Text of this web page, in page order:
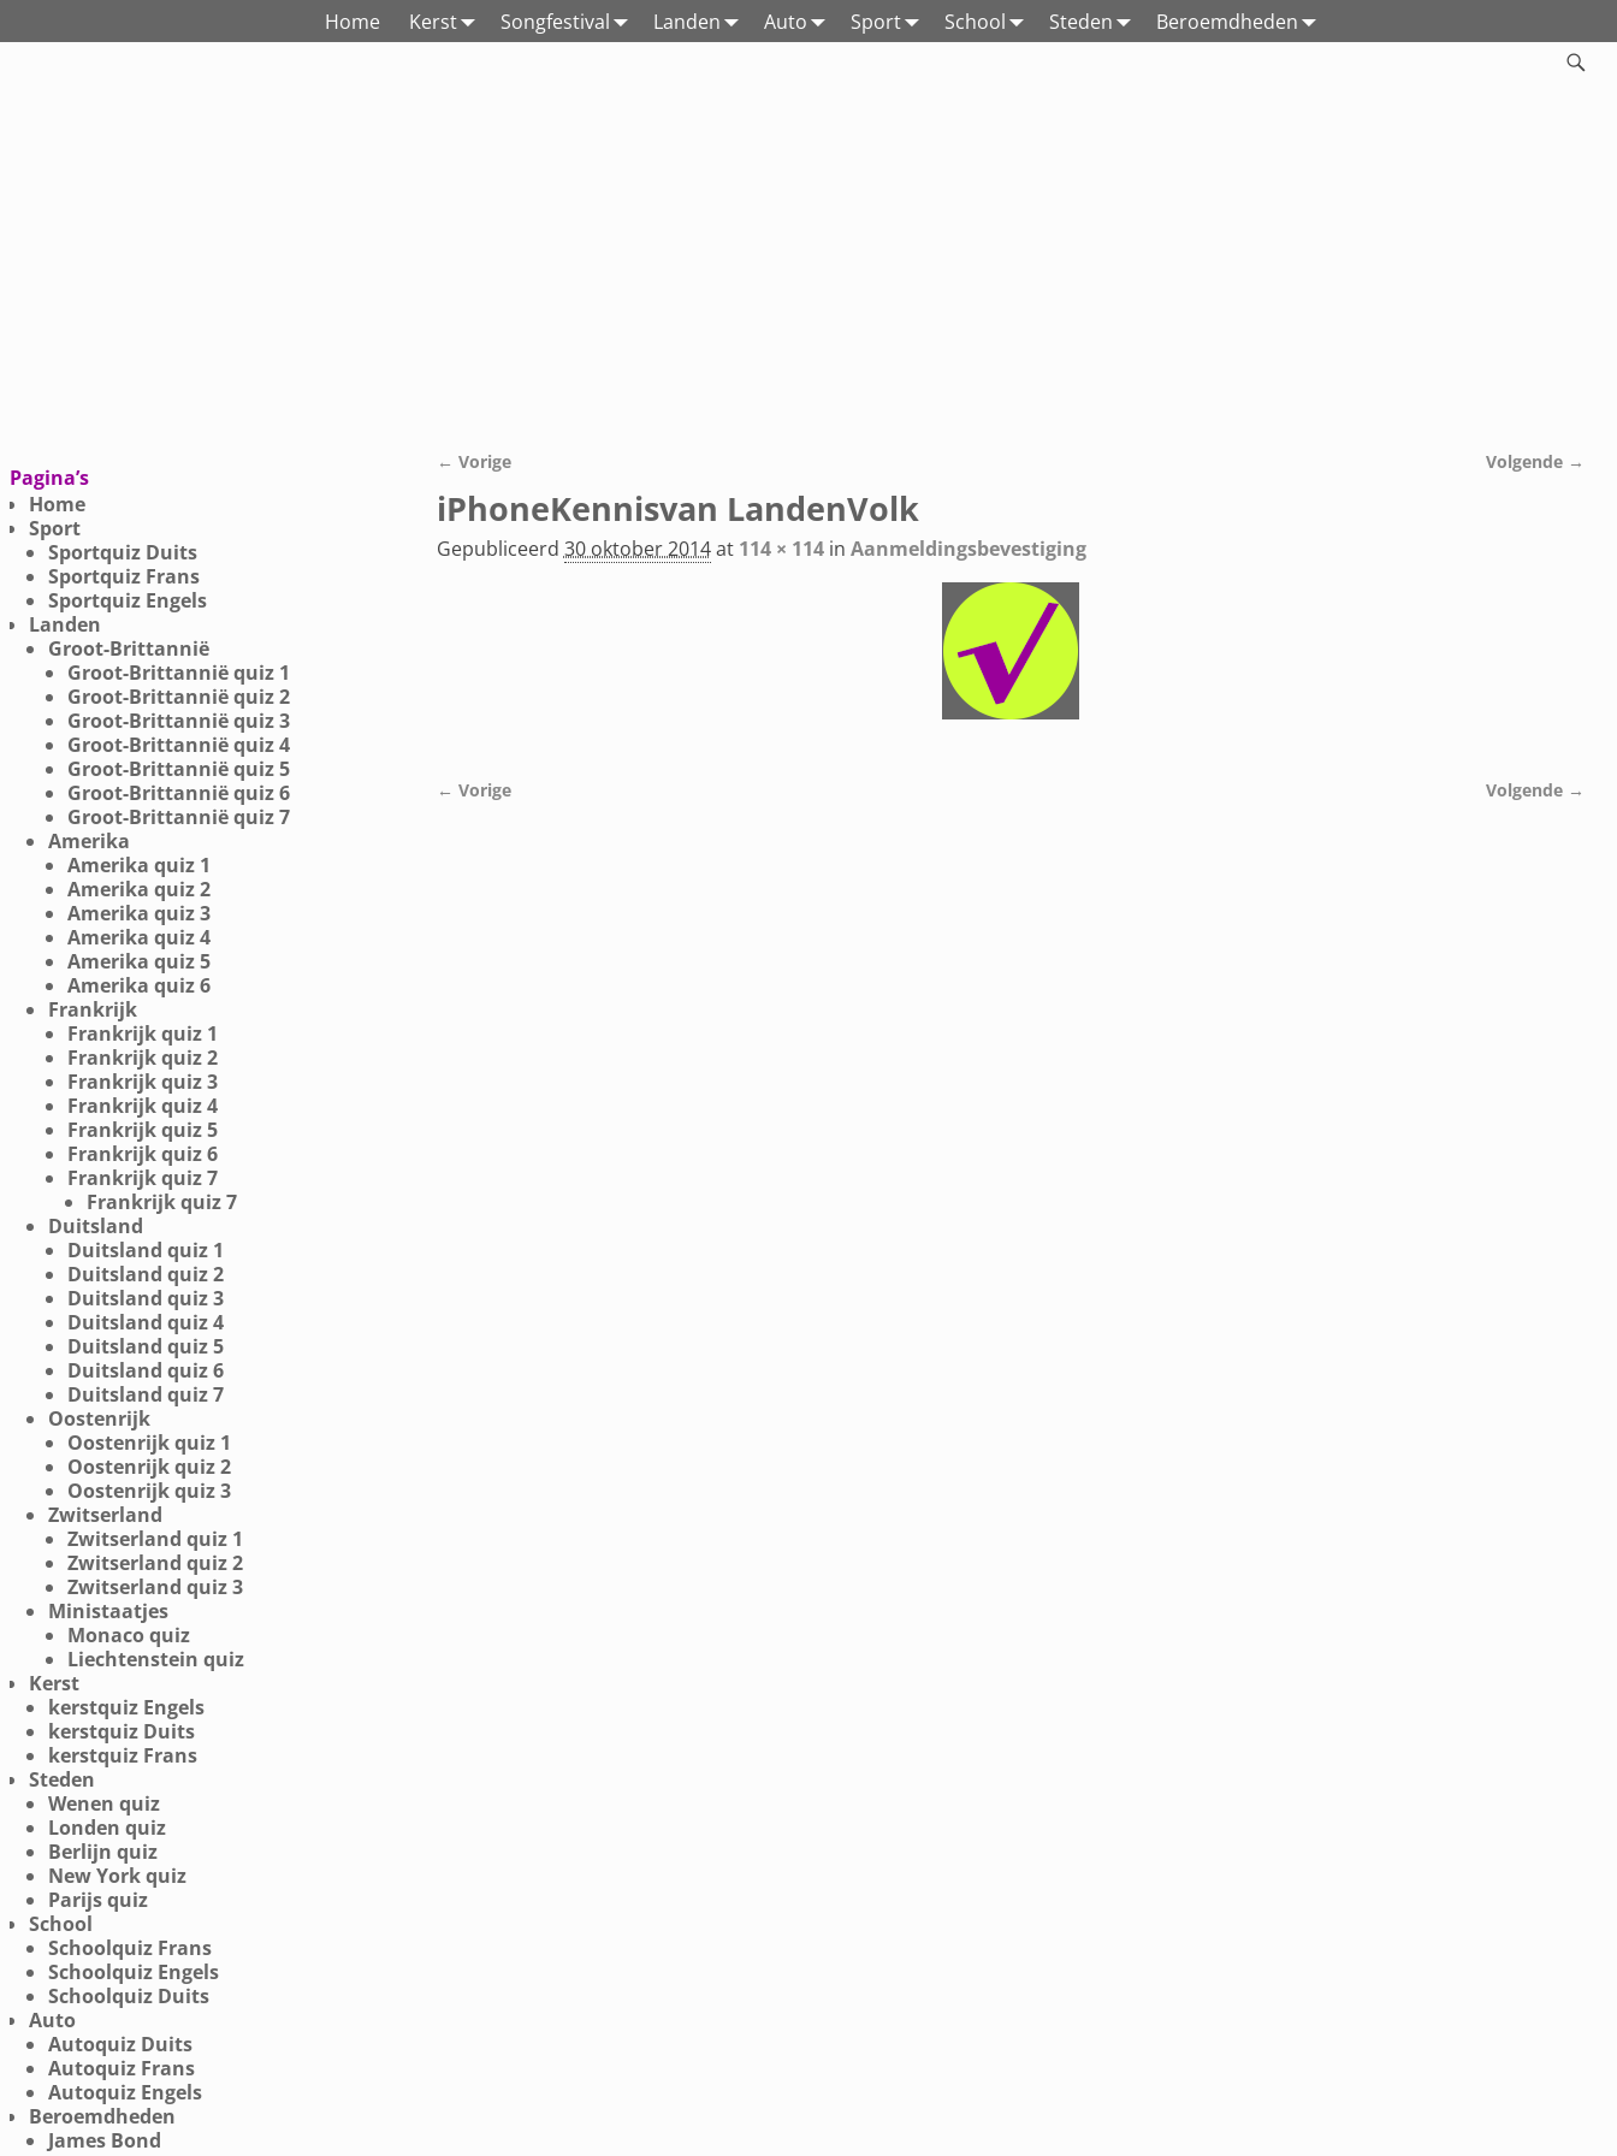
Home Kerst Songfestival Landen Auto Sport School Steden Beroemdheden
Afbeeldingsnavigatie
← Vorige Volgende →
iPhoneKennisvan LandenVolk
Gepubliceerd 30 oktober 2014at 114 × 114in Aanmeldingsbevestiging
Afbeeldingsnavigatie
← Vorige Volgende →
Pagina’s
Home
Sport
Sportquiz Duits
Sportquiz Frans
Sportquiz Engels
Landen
Groot-Brittannië
Groot-Brittannië quiz 1
Groot-Brittannië quiz 2
Groot-Brittannië quiz 3
Groot-Brittannië quiz 4
Groot-Brittannië quiz 5
Groot-Brittannië quiz 6
Groot-Brittannië quiz 7
Amerika
Amerika quiz 1
Amerika quiz 2
Amerika quiz 3
Amerika quiz 4
Amerika quiz 5
Amerika quiz 6
Frankrijk
Frankrijk quiz 1
Frankrijk quiz 2
Frankrijk quiz 3
Frankrijk quiz 4
Frankrijk quiz 5
Frankrijk quiz 6
Frankrijk quiz 7
Frankrijk quiz 7
Duitsland
Duitsland quiz 1
Duitsland quiz 2
Duitsland quiz 3
Duitsland quiz 4
Duitsland quiz 5
Duitsland quiz 6
Duitsland quiz 7
Oostenrijk
Oostenrijk quiz 1
Oostenrijk quiz 2
Oostenrijk quiz 3
Zwitserland
Zwitserland quiz 1
Zwitserland quiz 2
Zwitserland quiz 3
Ministaatjes
Monaco quiz
Liechtenstein quiz
Kerst
kerstquiz Engels
kerstquiz Duits
kerstquiz Frans
Steden
Wenen quiz
Londen quiz
Berlijn quiz
New York quiz
Parijs quiz
School
Schoolquiz Frans
Schoolquiz Engels
Schoolquiz Duits
Auto
Autoquiz Duits
Autoquiz Frans
Autoquiz Engels
Beroemdheden
James Bond